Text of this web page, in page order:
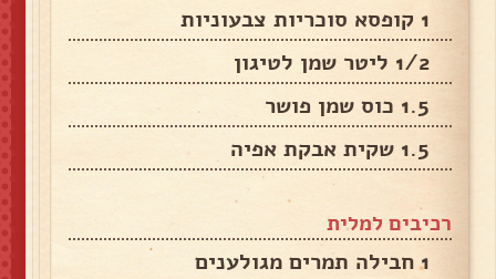
1 קופסא סוכריות צבעוניות
1/2 ליטר שמן לטיגון
1.5 כוס שמן פושר
1.5 שקית אבקת אפיה
רכיבים למלית
1 חבילה תמרים מגולענים